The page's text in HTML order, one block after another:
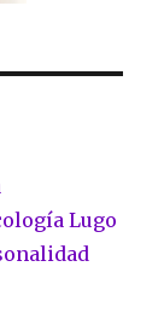
Lugo